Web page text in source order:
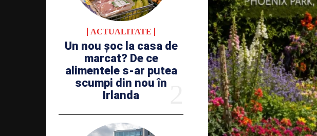
ACTUALITATE
Un nou șoc la casa de
marcat? De ce
alimentele s-ar putea
scumpi din nou în
Irlanda